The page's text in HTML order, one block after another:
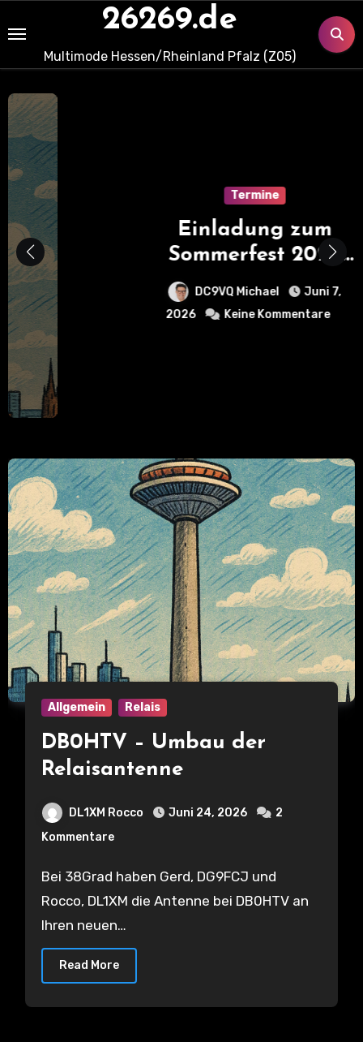
to
content
26269.de
Multimode Hessen/Rheinland Pfalz (Z05)
Einladung zum
Sommerfest 2026
Odenwald DX Club
DC9VQ Michael
Juni 7,
Keine Kommentare
Allgemein Relais
DB0HTV – Umbau der
Relaisantenne
DL1XM Rocco Juni 24, 2026
2
Kommentare
Bei 38Grad haben Gerd, DG9FCJ und
Rocco, DL1XM die Antenne bei DB0HTV an
Ihren neuen…
Read More